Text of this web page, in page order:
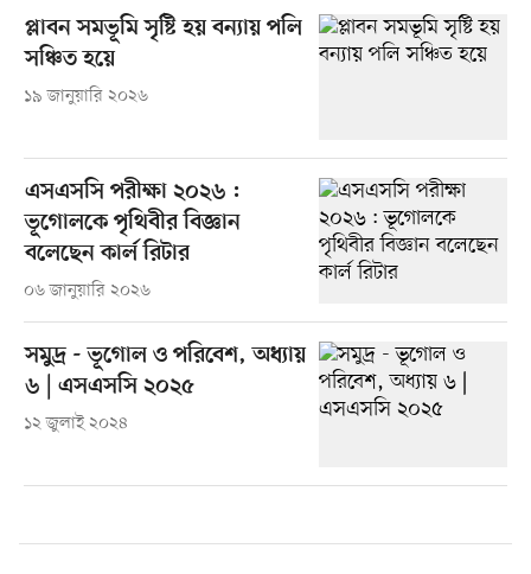
প্লাবন সমভূমি সৃষ্টি হয় বন্যায় পলি
সঞ্চিত হয়ে
১৯ জানুয়ারি ২০২৬
এসএসসি পরীক্ষা ২০২৬ :
ভূগোলকে পৃথিবীর বিজ্ঞান
বলেছেন কার্ল রিটার
০৬ জানুয়ারি ২০২৬
সমুদ্র - ভূগোল ও পরিবেশ, অধ্যায়
৬ | এসএসসি ২০২৫
১২ জুলাই ২০২৪